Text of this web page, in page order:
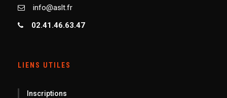
info@aslt.fr
02.41.46.63.47
LIENS UTILES
Inscriptions